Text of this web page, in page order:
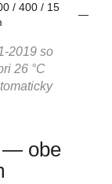
/ 400 / 15
—
2019 so
26 °C
— obe